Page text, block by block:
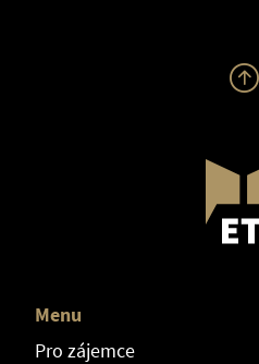
Menu
Pro zájemce